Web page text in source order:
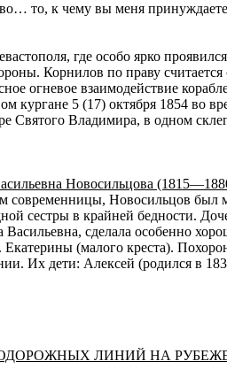
то, к чему вы меня
где особо ярко
Корнилов по праву
огневое взаимодействие
кургане 5 (17) октября 1854 во
Святого Владимира, в одном
Новосильцова
Новосильцов был
сестры в крайней бедности.
сделала особенно
(малого креста).
Их дети: Алексей (родился в
ЛИНИЙ НА